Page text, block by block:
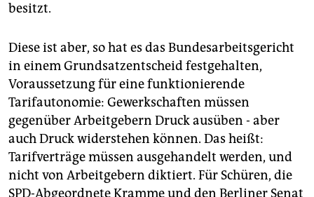
besitzt.
Diese ist aber, so hat es das Bundesarbeitsgericht
in einem Grundsatzentscheid festgehalten,
Voraussetzung für eine funktionierende
Tarifautonomie: Gewerkschaften müssen
gegenüber Arbeitgebern Druck ausüben - aber
auch Druck widerstehen können. Das heißt:
Tarifverträge müssen ausgehandelt werden, und
nicht von Arbeitgebern diktiert. Für Schüren, die
SPD-Abgeordnete Kramme und den Berliner Senat